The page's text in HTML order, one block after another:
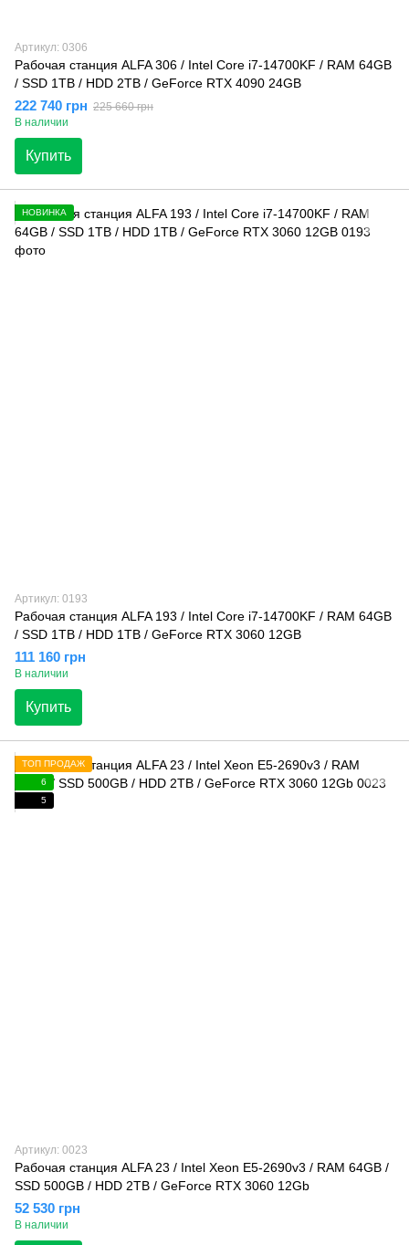
Артикул: 0306
Рабочая станция ALFA 306 / Intel Core i7-14700KF / RAM 64GB
/ SSD 1TB / HDD 2TB / GeForce RTX 4090 24GB
222 740 грн 225 660 грн
В наличии
Купить
НОВИНКА
Артикул: 0193
Рабочая станция ALFA 193 / Intel Core i7-14700KF / RAM 64GB
/ SSD 1TB / HDD 1TB / GeForce RTX 3060 12GB
111 160 грн
В наличии
Купить
ТОП ПРОДАЖ
6
5
Артикул: 0023
Рабочая станция ALFA 23 / Intel Xeon E5-2690v3 / RAM 64GB /
SSD 500GB / HDD 2TB / GeForce RTX 3060 12Gb
52 530 грн
В наличии